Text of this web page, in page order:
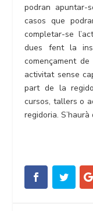
podran
casos que
completar-se
dues fent la
començament
activitat sense
part de la
cursos, tallers o
regidoria.